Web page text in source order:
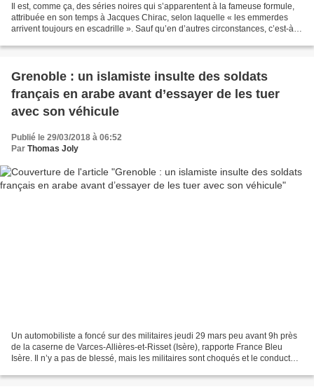
Il est, comme ça, des séries noires qui s’apparentent à la fameuse formule,
attribuée en son temps à Jacques Chirac, selon laquelle « les emmerdes
arrivent toujours en escadrille ». Sauf qu’en d’autres circonstances, c’est-à-
Grenoble : un islamiste insulte des soldats
français en arabe avant d’essayer de les tuer
avec son véhicule
Publié le 29/03/2018 à 06:52
Par Thomas Joly
Un automobiliste a foncé sur des militaires jeudi 29 mars peu avant 9h près
de la caserne de Varces-Allières-et-Risset (Isère), rapporte France Bleu
Isère. Il n’y a pas de blessé, mais les militaires sont choqués et le conducteur